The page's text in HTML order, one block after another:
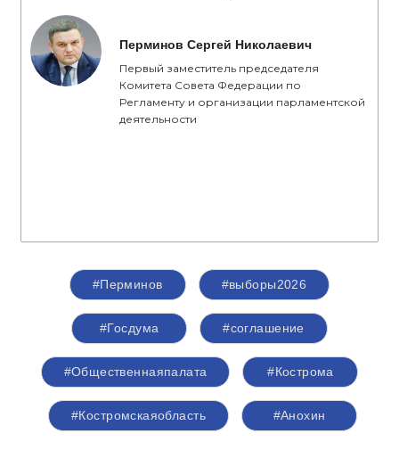
Перминов Сергей Николаевич
Первый заместитель председателя
Комитета Совета Федерации по
Регламенту и организации парламентской
деятельности
#Перминов #выборы2026
#Госдума #соглашение
#Общественнаяпалата #Кострома
#Костромскаяобласть #Анохин